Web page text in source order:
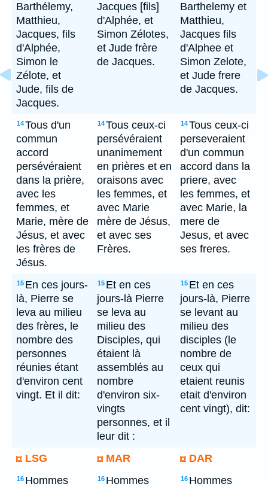
Barthélemy,
Matthieu,
Jacques, fils
d'Alphée,
Simon le
Zélote, et
Jude, fils de
Jacques.
Jacques [fils]
d'Alphée, et
Simon Zélotes,
et Jude frère
de Jacques.
Barthelemy et
Matthieu,
Jacques fils
d'Alphee et
Simon Zelote,
et Jude frere
de Jacques.
14Tous d'un
commun
accord
persévéraient
dans la prière,
avec les
femmes, et
Marie, mère de
Jésus, et avec
les frères de
Jésus.
14Tous ceux-ci
persévéraient
unanimement
en prières et en
oraisons avec
les femmes, et
avec Marie
mère de Jésus,
et avec ses
Frères.
14Tous ceux-ci
perseveraient
d'un commun
accord dans la
priere, avec
les femmes, et
avec Marie, la
mere de
Jesus, et avec
ses freres.
15 En ces jours-
là, Pierre se
leva au milieu
des frères, le
nombre des
personnes
réunies étant
d'environ cent
vingt. Et il dit:
15 Et en ces
jours-là Pierre
se leva au
milieu des
Disciples, qui
étaient là
assemblés au
nombre
d'environ six-
vingts
personnes, et il
leur dit :
15 Et en ces
jours-là, Pierre
se levant au
milieu des
disciples (le
nombre de
ceux qui
etaient reunis
etait d'environ
cent vingt), dit:
LSG MAR DAR
16 Hommes
16 Hommes
16 Hommes